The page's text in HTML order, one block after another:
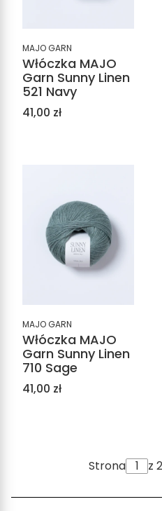
MAJO GARN
Włóczka MAJO
Garn Sunny Linen
521 Navy
Cena
41,00 zł
MAJO GARN
Włóczka MAJO
Garn Sunny Linen
710 Sage
Cena
41,00 zł
Strona z 2